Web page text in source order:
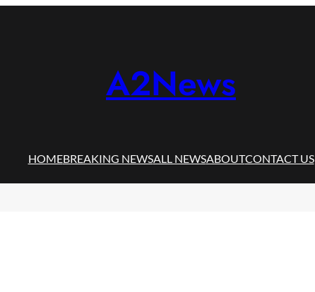
A2News
HOMEBREAKING NEWSALL NEWSABOUTCONTACT US